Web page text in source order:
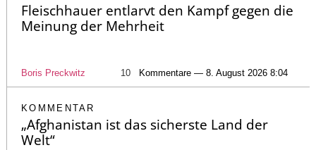
Fleischhauer entlarvt den Kampf gegen die
Meinung der Mehrheit
Boris Preckwitz 10 Kommentare — 8. August 2026 8:04
KOMMENTAR
„Afghanistan ist das sicherste Land der
Welt“